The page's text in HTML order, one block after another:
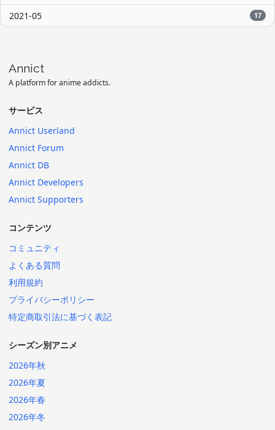
2021-05 17
Annict
A platform for anime addicts.
サービス
Annict Userland
Annict Forum
Annict DB
Annict Developers
Annict Supporters
コンテンツ
コミュニティ
よくある質問
利用規約
プライバシーポリシー
特定商取引法に基づく表記
シーズン別アニメ
2026年秋
2026年夏
2026年春
2026年冬